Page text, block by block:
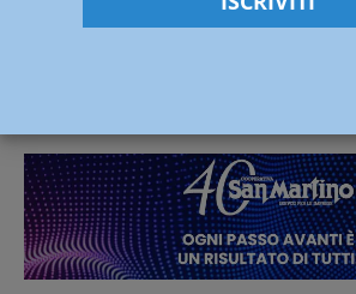
Ciclismo, il Cadeo